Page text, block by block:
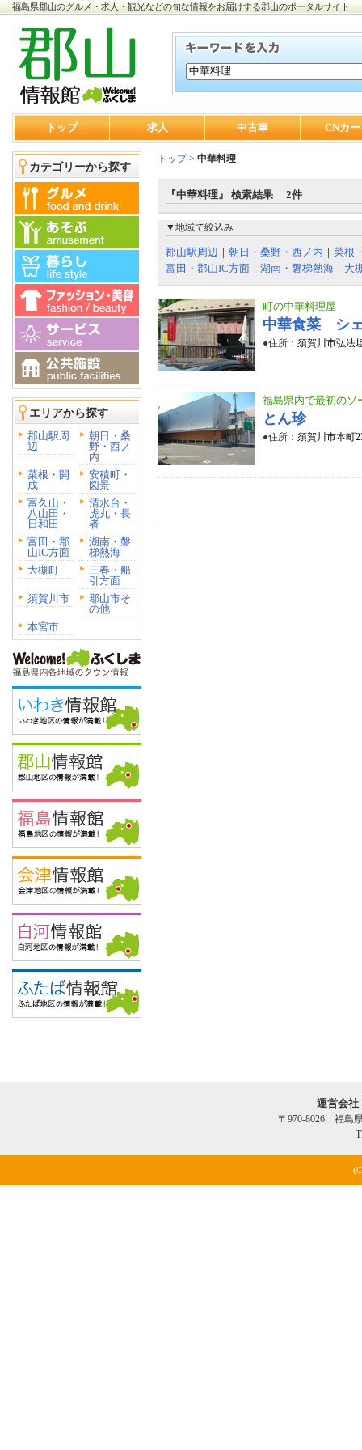
福島県郡山のグルメ・求人・観光などの旬な情報をお届けする郡山のポータルサイト
トップ 求人 中古車 CNカ
カテゴリーから探す
エリアから探す
郡山駅周
辺
朝日・桑
野・西ノ
内
菜根・開
成
安積町・
図景
富久山・
八山田・
日和田
清水台・
虎丸・長
者
富田・郡
山IC方面
湖南・磐
梯熱海
大槻町
三春・船
引方面
須賀川市
郡山市そ
の他
本宮市
トップ> 中華料理
『中華料理』 検索結果 2件
▼地域で絞込み
郡山駅周辺 ｜ 朝日・桑野・西ノ内 ｜ 菜根
富田・郡山IC方面 ｜ 湖南・磐梯熱海 ｜ 大
町の中華料理屋
中華食菜 シ
●住所： 須賀川市弘法
福島県内で最初のソ
とん珍
●住所： 須賀川市本町
運営会
〒970-8026 福島